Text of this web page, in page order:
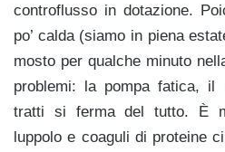
controflusso in dotazione.
po’ calda (siamo in piena
mosto per qualche minuto
problemi: la pompa fatica,
tratti si ferma del tutto. È
luppolo e coaguli di proteine